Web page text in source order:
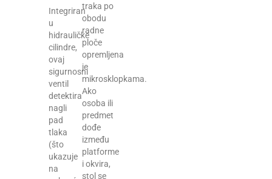
Integriran
u
hidrauličke
cilindre,
ovaj
sigurnosni
ventil
detektira
nagli
pad
tlaka
(što
ukazuje
na
traka po
obodu
radne
ploče
opremljena
je
mikrosklopkama.
Ako
osoba ili
predmet
dođe
između
platforme
i okvira,
stol se